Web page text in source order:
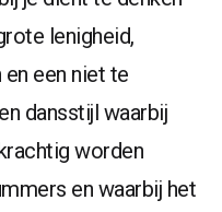
lenigheid,
een niet te
dansstijl waarbij
worden
en waarbij het
Ga naar:
BLOG
GA NAAR:
INSCHRIJVEN